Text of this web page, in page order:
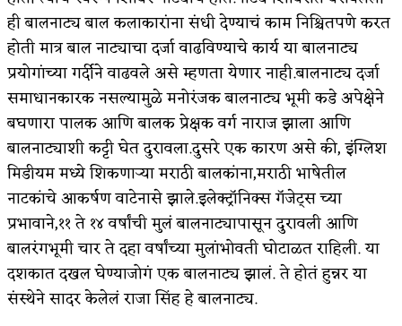
ही बालनाट्य बाल कलाकारांना संधी देण्याचं काम निश्चितपणे करत
होती मात्र बाल नाट्याचा दर्जा वाढविण्याचे कार्य या बालनाट्य
प्रयोगांच्या गर्दीने वाढवले असे म्हणता येणार नाही.बालनाट्य दर्जा
समाधानकारक नसल्यामुळे मनोरंजक बालनाट्य भूमी कडे अपेक्षेने
बघणारा पालक आणि बालक प्रेक्षक वर्ग नाराज झाला आणि
बालनाट्याशी कट्टी घेत दुरावला.दुसरे एक कारण असे की, इंग्लिश
मिडीयम मध्ये शिकणाऱ्या मराठी बालकांना,मराठी भाषेतील
नाटकांचे आकर्षण वाटेनासे झाले.इलेक्ट्रॉनिक्स गॅजेट्स च्या
प्रभावाने,११ ते १४ वर्षांची मुलं बालनाट्यापासून दुरावली आणि
बालरंगभूमी चार ते दहा वर्षांच्या मुलांभोवती घोटाळत राहिली. या
दशकात दखल घेण्याजोगं एक बालनाट्य झालं. ते होतं हुन्नर या
संस्थेने सादर केलेलं राजा सिंह हे बालनाट्य.